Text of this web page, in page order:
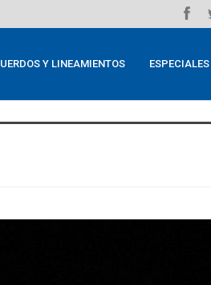
Y LINEAMIENTOS ESPECIALES